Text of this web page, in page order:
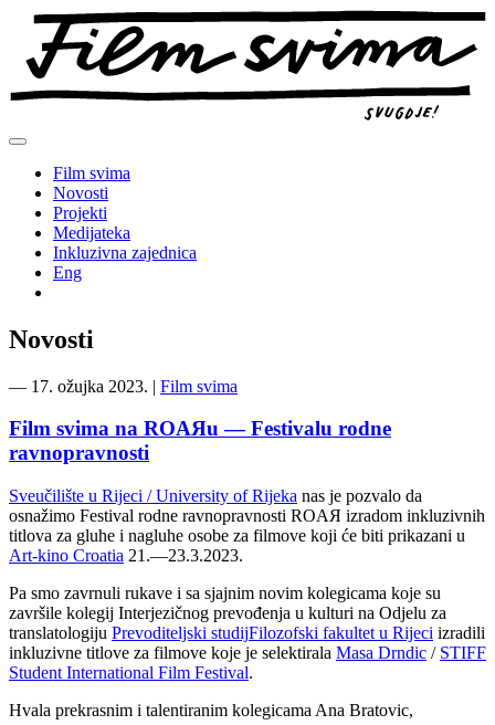
Preskoči
sadržaj
Film svima
Novosti
Projekti
Medijateka
Inkluzivna zajednica
Eng
Novosti
― 17. ožujka 2023. | Film svima
Film svima na ROAЯu — Festivalu rodne
ravnopravnosti
Sveučilište u Rijeci / University of Rijeka nas je pozvalo da
osnažimo Festival rodne ravnopravnosti ROAЯ izradom inkluzivnih
titlova za gluhe i nagluhe osobe za filmove koji će biti prikazani u
Art-kino Croatia 21.—23.3.2023.
Pa smo zavrnuli rukave i sa sjajnim novim kolegicama koje su
završile kolegij Interjezičnog prevođenja u kulturi na Odjelu za
translatologiju Prevoditeljski studijFilozofski fakultet u Rijeci izradili
inkluzivne titlove za filmove koje je selektirala Masa Drndic / STIFF
Student International Film Festival.
Hvala prekrasnim i talentiranim kolegicama Ana Bratovic,